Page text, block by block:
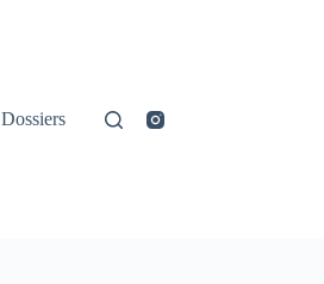
Dossiers